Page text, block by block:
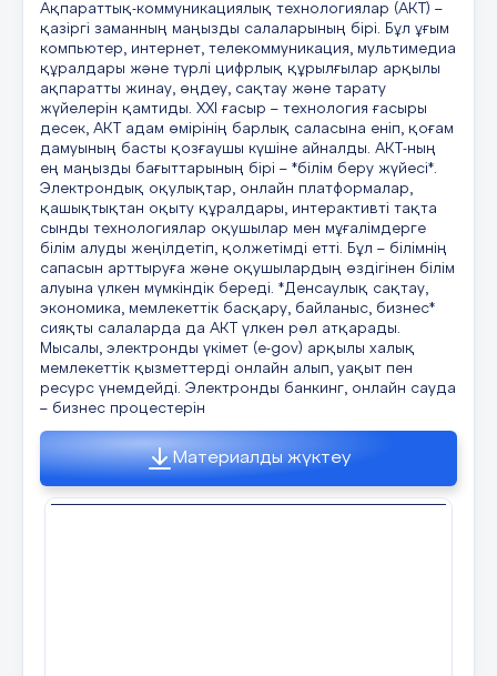
7 слайд
8 слайд
9 слайд
10 слайд
11 слайд
Ақпараттық-коммуникациялық технологиялар (АКТ) –
қазіргі заманның маңызды салаларының бірі. Бұл ұғым
компьютер, интернет, телекоммуникация, мультимедиа
құралдары және түрлі цифрлық құрылғылар арқылы
ақпаратты жинау, өңдеу, сақтау және тарату
жүйелерін қамтиды. ХХІ ғасыр – технология ғасыры
десек, АКТ адам өмірінің барлық саласына еніп, қоғам
дамуының басты қозғаушы күшіне айналды. АКТ-ның
ең маңызды бағыттарының бірі – *білім беру жүйесі*.
Электрондық оқулықтар, онлайн платформалар,
қашықтықтан оқыту құралдары, интерактивті тақта
сынды технологиялар оқушылар мен мұғалімдерге
білім алуды жеңілдетіп, қолжетімді етті. Бұл – білімнің
сапасын арттыруға және оқушылардың өздігінен білім
алуына үлкен мүмкіндік береді. *Денсаулық сақтау,
экономика, мемлекеттік басқару, байланыс, бизнес*
сияқты салаларда да АКТ үлкен рөл атқарады.
Мысалы, электронды үкімет (e-gov) арқылы халық
мемлекеттік қызметтерді онлайн алып, уақыт пен
ресурс үнемдейді. Электронды банкинг, онлайн сауда
– бизнес процестерін
Материалды жүктеу